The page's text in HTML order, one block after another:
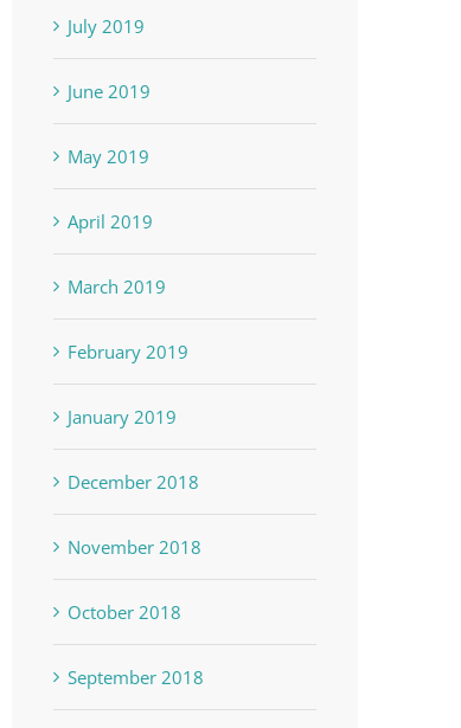
July 2019
June 2019
May 2019
April 2019
March 2019
February 2019
January 2019
December 2018
November 2018
October 2018
September 2018